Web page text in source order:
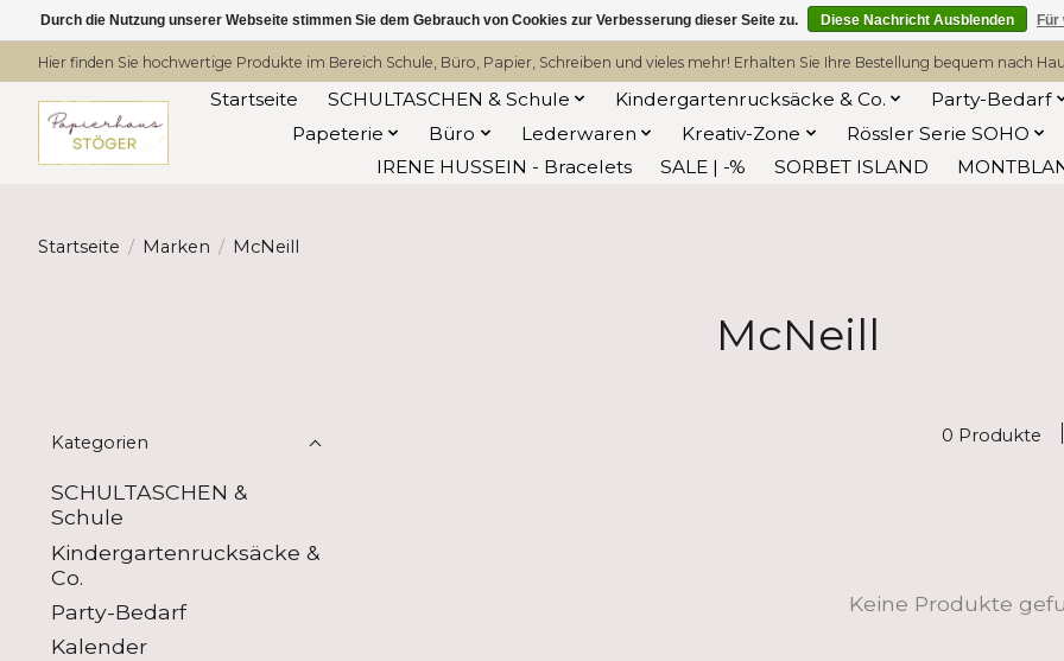
Hier finden Sie hochwertige Produkte im Bereich Schule, Büro, Papier, Schreiben und vieles mehr! Erhalten Sie Ihre Bestellung bequem nach
Startseite SCHULTASCHEN & Schule Kindergartenrucksäcke & Co. Party-Bedarf
Papeterie
Büro Lederwaren Kreativ-Zone Rössler Serie SOHO
IRENE HUSSEIN - Bracelets
SALE | -% SORBET ISLAND
Startseite / Marken / McNeill
McNeill
Kategorien
SCHULTASCHEN &
Schule
Kindergartenrucksäcke &
Co.
Party-Bedarf
Kalender
0 Produkte
Keine Produkte
Durch die Nutzung unserer Webseite stimmen Sie dem Gebrauch von Cookies zur Verbesserung dieser Seite zu. Diese Nachricht Ausblenden